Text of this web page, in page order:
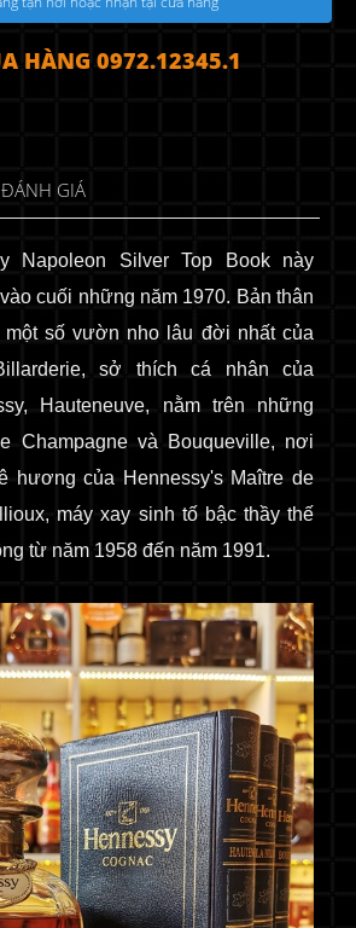
HÀNG 0972.12345.1
ĐÁNH GIÁ
Napoleon Silver Top Book này
cuối những năm 1970. Bản thân
một số vườn nho lâu đời nhất của
sở thích cá nhân của
Hauteneuve, nằm trên những
Champagne và Bouqueville, nơi
hương của Hennessy's Maître de
máy xay sinh tố bậc thầy thế
từ năm 1958 đến năm 1991.